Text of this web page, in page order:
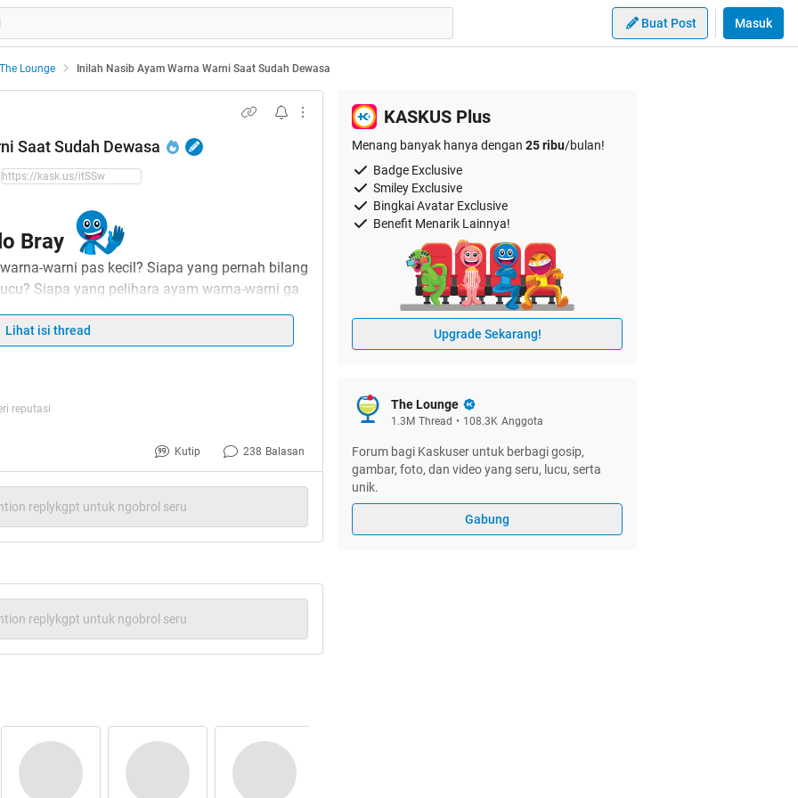
Buat Post Masuk
The Lounge Inilah Nasib Ayam Warna Warni Saat Sudah Dewasa
Saat Sudah Dewasa
Bray
warni pas kecil? Siapa yang pernah bilang
Siapa yang pelihara ayam warna-warni ga
sampe gede?
hampir 90% jawabannya adalah "
kedua orang tuanya.
Google Image
dan pemikiran manusia bakalan berbeda.
Lihat isi thread
reputasi
Kutip 238 Balasan
replykgpt untuk ngobrol seru
replykgpt untuk ngobrol seru
KASKUS Plus
Menang banyak hanya dengan 25 ribu/bulan!
Badge Exclusive
Smiley Exclusive
Bingkai Avatar Exclusive
Benefit Menarik Lainnya!
Upgrade Sekarang!
The Lounge
1.3M Thread • 108.3K Anggota
Forum bagi Kaskuser untuk berbagi gosip,
gambar, foto, dan video yang seru, lucu, serta
unik.
Gabung